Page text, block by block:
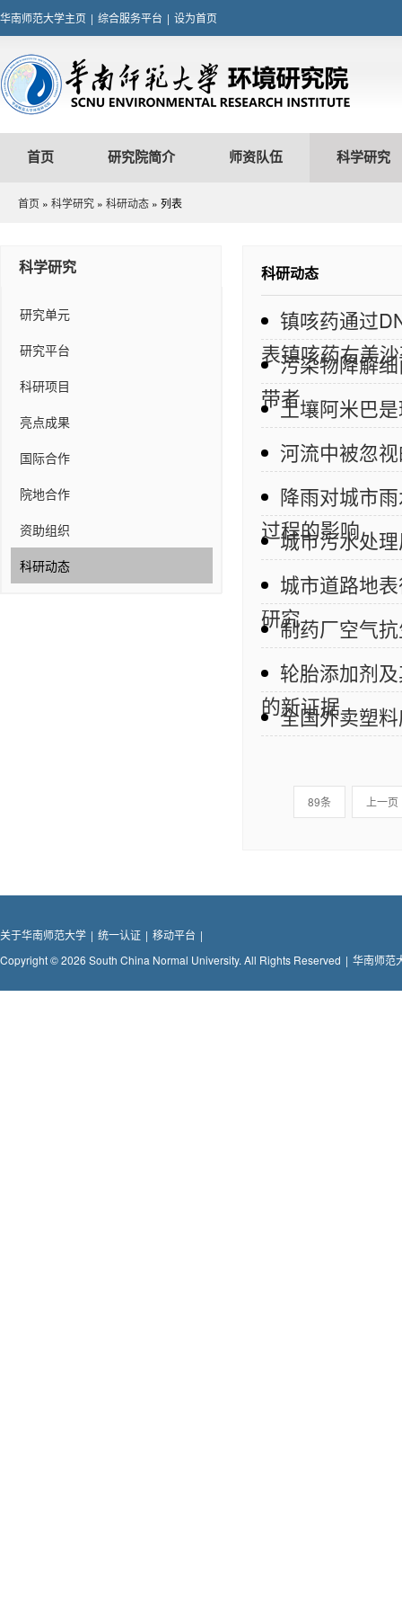
华南师范大学主页 | 综合服务平台 | 设为首页
首页 研究院简介 师资队伍 科学研究
首页 » 科学研究 » 科研动态 » 列表
科学研究
研究单元
研究平台
科研项目
亮点成果
国际合作
院地合作
资助组织
科研动态
科研动态
镇咳药通过
表镇咳药右美
污染物降解
带者土壤阿米巴
河流中被忽
降雨对城市
过程的影响
城市污水处
城市道路地
研究制药厂空气
轮胎添加剂
的新证据
全国外卖塑
89条 上一页
关于华南师范大学 | 统一认证 | 移动平台 |
Copyright © 2026 South China Normal University. All Rights Reserved | 华南师范